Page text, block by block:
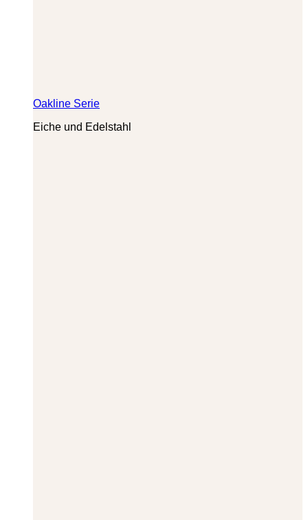
Oakline Serie
Eiche und Edelstahl